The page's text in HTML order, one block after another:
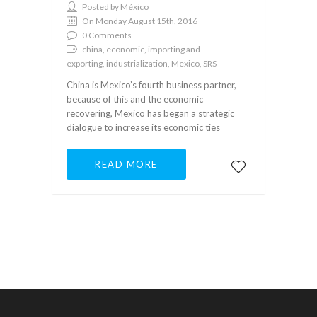
Posted by México
On Monday August 15th, 2016
0 Comments
china, economic, importing and
exporting, industrialization, Mexico, SRS
China is Mexico’s fourth business partner,
because of this and the economic
recovering, Mexico has began a strategic
dialogue to increase its economic ties
READ MORE